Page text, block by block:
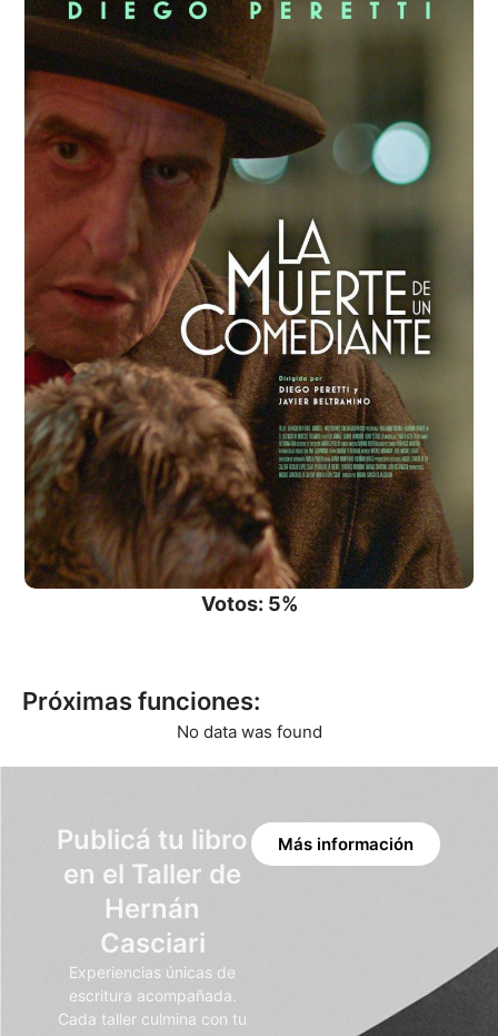
Votos: 5%
Próximas funciones:
No data was found
Publicá tu libro
en el Taller de
Hernán
Casciari
Experiencias únicas de
escritura acompañada.
Cada taller culmina con tu
Más información